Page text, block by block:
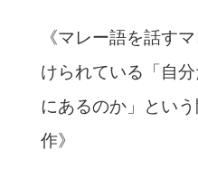
《マレー語を話す
けられている「自
にあるのか」とい
作》